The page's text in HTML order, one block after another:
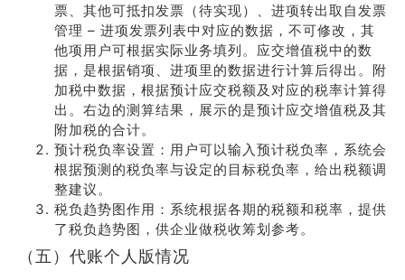
票、其他可抵扣发票（待实现）、进项转出取自发票
管理 – 进项发票列表中对应的数据，不可修改，其
他项用户可根据实际业务填列。应交增值税中的数
据，是根据销项、进项里的数据进行计算后得出。附
加税中数据，根据预计应交税额及对应的税率计算得
出。右边的测算结果，展示的是预计应交增值税及其
附加税的合计。
预计税负率设置：用户可以输入预计税负率，系统会
根据预测的税负率与设定的目标税负率，给出税额调
整建议。
税负趋势图作用：系统根据各期的税额和税率，提供
了税负趋势图，供企业做税收筹划参考。
（五）代账个人版情况